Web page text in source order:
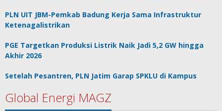
PLN UIT JBM-Pemkab Badung Kerja Sama Infrastruktur
Ketenagalistrikan
PGE Targetkan Produksi Listrik Naik Jadi 5,2 GW hingga
Akhir 2026
Setelah Pesantren, PLN Jatim Garap SPKLU di Kampus
Global Energi MAGZ